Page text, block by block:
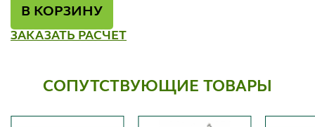
В КОРЗИНУ
ЗАКАЗАТЬ РАСЧЕТ
СОПУТСТВУЮЩИЕ ТОВАРЫ